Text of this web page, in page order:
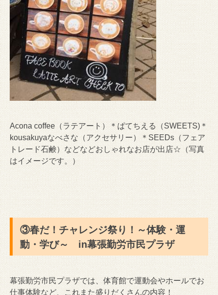
Acona coffee（ラテアート）＊ぱてちえる（SWEETS)＊
kousakuyaなべさな（アクセサリー）＊SEEDs（フェア
トレード石鹸）などなどおしゃれなお店が出店☆（写真
はイメージです。）
③春だ！チャレンジ祭り！～体験・運
動・学び～ in幕張勤労市民プラザ
幕張勤労市民プラザでは、体育館で運動会やホールでお
仕事体験など、これまた盛りだくさんの内容！